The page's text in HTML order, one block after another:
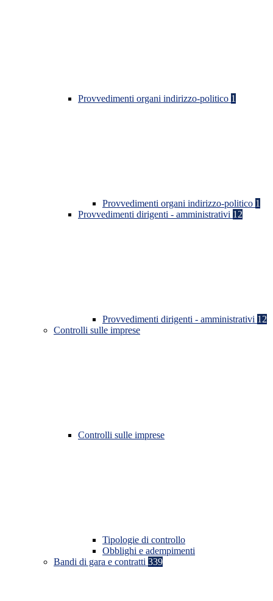
Provvedimenti organi indirizzo-politico 1
Provvedimenti organi indirizzo-politico 1
Provvedimenti dirigenti - amministrativi 12
Provvedimenti dirigenti - amministrativi 12
Controlli sulle imprese
Controlli sulle imprese
Tipologie di controllo
Obblighi e adempimenti
Bandi di gara e contratti 339